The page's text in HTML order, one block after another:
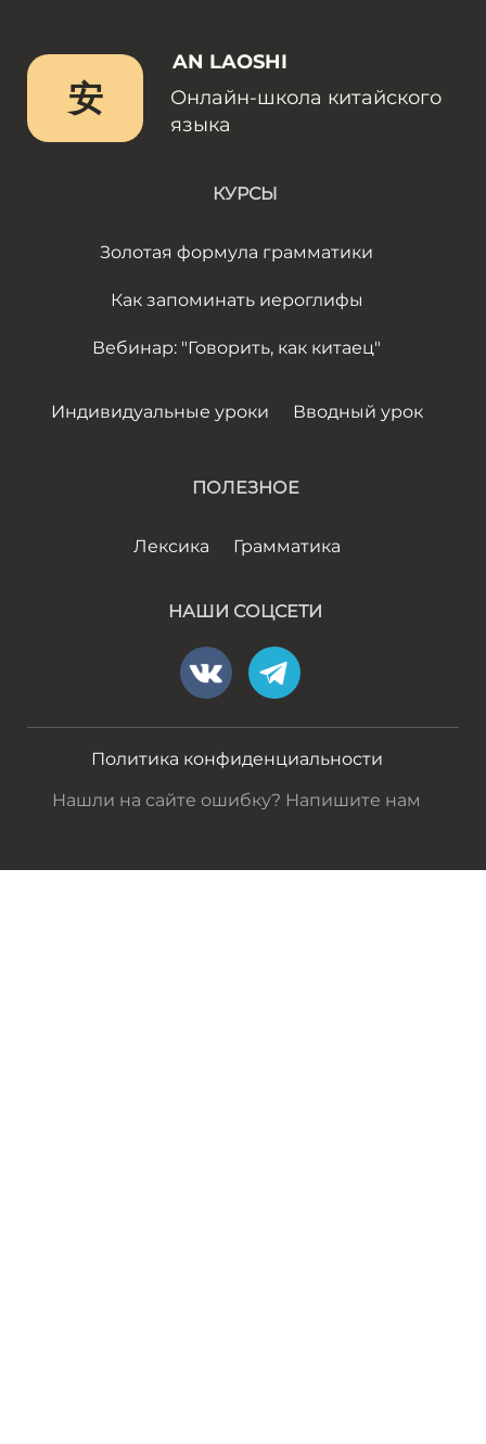
安
AN LAOSHI
Онлайн-школа китайского
языка
КУРСЫ
Золотая формула грамматики
Как запоминать иероглифы
Вебинар: "Говорить, как китаец"
Индивидуальные уроки Вводный урок
ПОЛЕЗНОЕ
Лексика Грамматика
НАШИ СОЦСЕТИ
Политика конфиденциальности
Нашли на сайте ошибку? Напишите нам